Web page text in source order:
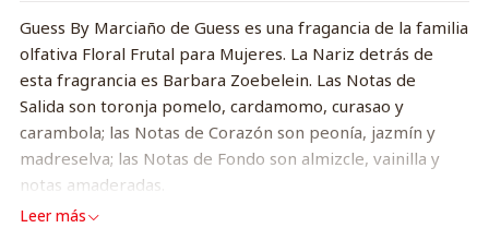
Guess By Marciaño de Guess es una fragancia de la familia
olfativa Floral Frutal para Mujeres. La Nariz detrás de
esta fragrancia es Barbara Zoebelein. Las Notas de
Salida son toronja pomelo, cardamomo, curasao y
carambola; las Notas de Corazón son peonía, jazmín y
madreselva; las Notas de Fondo son almizcle, vainilla y
notas amaderadas.
Leer más